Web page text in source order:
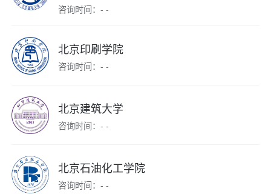
咨询时间：- -
北京印刷学院
咨询时间：- -
北京建筑大学
咨询时间：- -
北京石油化工学院
咨询时间：- -